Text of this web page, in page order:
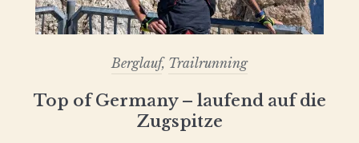
Berglauf, Trailrunning
Top of Germany – laufend auf die
Zugspitze